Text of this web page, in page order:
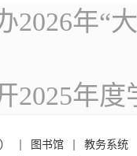
2026年“
2025年
图书馆 教务系统